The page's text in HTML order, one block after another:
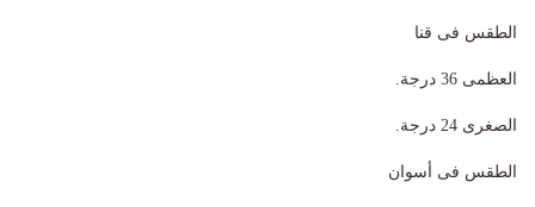
الطقس فى قنا
العظمى 36 درجة.
الصغرى 24 درجة.
الطقس فى أسوان